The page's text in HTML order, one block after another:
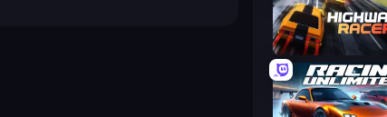
Highway Racer